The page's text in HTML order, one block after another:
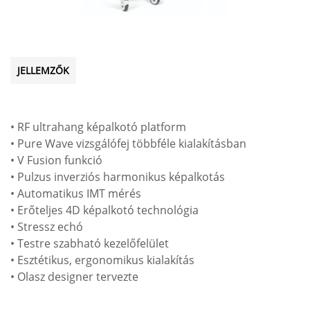
JELLEMZŐK
• RF ultrahang képalkotó platform
• Pure Wave vizsgálófej többféle kialakításban
• V Fusion funkció
• Pulzus inverziós harmonikus képalkotás
• Automatikus IMT mérés
• Erőteljes 4D képalkotó technológia
• Stressz echó
• Testre szabható kezelőfelület
• Esztétikus, ergonomikus kialakítás
• Olasz designer tervezte